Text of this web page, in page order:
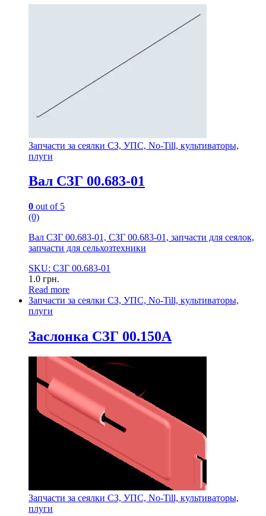
Запчасти за сеялки СЗ, УПС, No-Till, культиваторы,
плуги
Вал СЗГ 00.683-01
0 out of 5
(0)
Вал СЗГ 00.683-01, СЗГ 00.683-01, запчасти для сеялок,
запчасти для сельхозтехники
SKU: СЗГ 00.683-01
1.0 грн.
Read more
Запчасти за сеялки СЗ, УПС, No-Till, культиваторы,
плуги
Заслонка СЗГ 00.150А
Запчасти за сеялки СЗ, УПС, No-Till, культиваторы,
плуги